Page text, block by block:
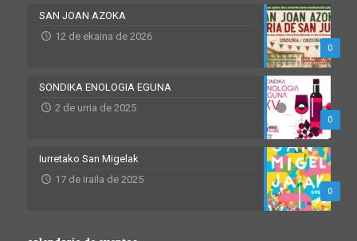
0
SAN JOAN AZOKA
12 de ekaina de 2026
0
SONDIKA ENOLOGIA EGUNA
2 de urria de 2025
0
Iurretako San Migelak
17 de iraila de 2025